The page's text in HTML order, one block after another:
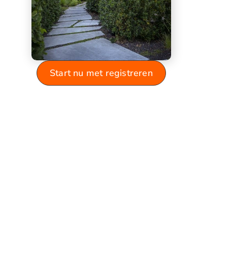
Start nu met registreren